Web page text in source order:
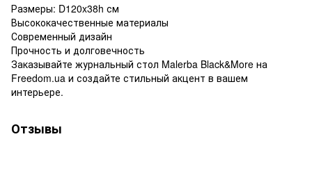
Размеры: D120x38h см
Высококачественные материалы
Современный дизайн
Прочность и долговечность
Заказывайте журнальный стол Malerba Black&More на
Freedom.ua и создайте стильный акцент в вашем
интерьере.
Отзывы